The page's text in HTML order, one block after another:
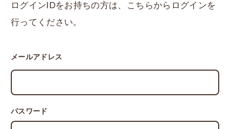
ログインIDをお持ちの方は、こちらからログインを
行ってください。
メールアドレス
パスワード